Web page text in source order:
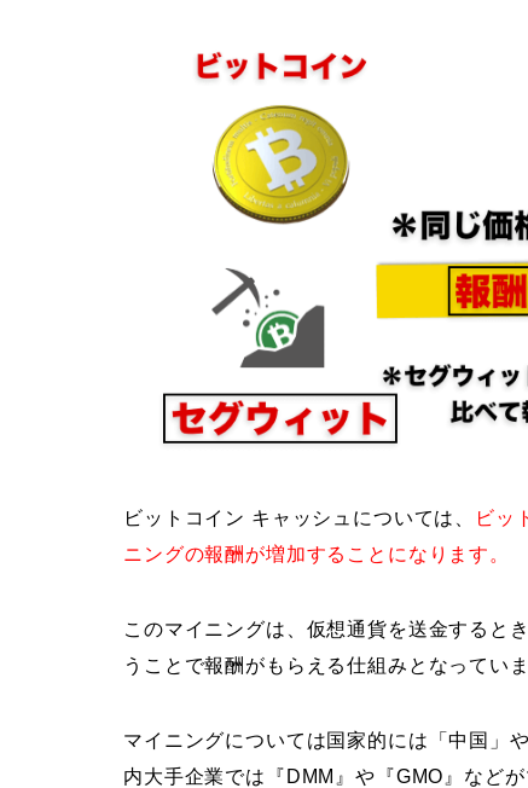
ビットコイン キャッシュについては、
ビッ
ニングの報酬が増加することになります。
このマイニングは、仮想通貨を送金すると
うことで報酬がもらえる仕組みとなっていま
マイニングについては国家的には「中国」
内大手企業では『DMM』や『GMO』など